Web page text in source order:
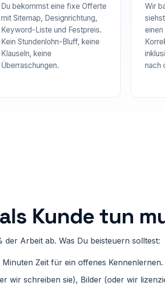
Du bekommst eine fixe Offerte
mit Sitemap, Designrichtung,
Keyword-Liste und Festpreis.
Kein Stundenlohn-Bluff, keine
Klauseln, keine
Überraschungen.
Wir
nach
Kunde tun
der Arbeit ab. Was Du beisteuern solltest:
Minuten Zeit für ein offenes Kennenlernen.
wir schreiben sie), Bilder (oder wir